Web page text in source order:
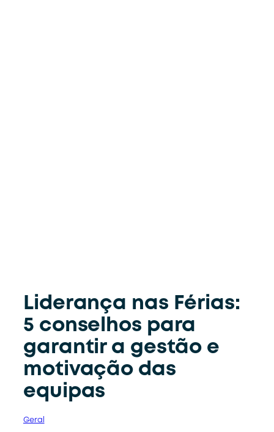
Liderança nas Férias:
5 conselhos para
garantir a gestão e
motivação das
equipas
Geral